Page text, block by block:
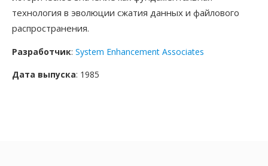
технология в эволюции сжатия данных и файлового
распространения.
Разработчик: System Enhancement Associates
Дата выпуска: 1985